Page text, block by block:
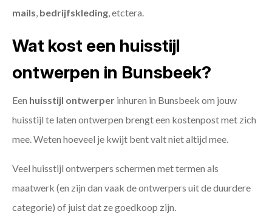
mails, bedrijfskleding, etctera.
Wat kost een huisstijl
ontwerpen in Bunsbeek?
Een huisstijl ontwerper inhuren in Bunsbeek om jouw
huisstijl te laten ontwerpen brengt een kostenpost met zich
mee. Weten hoeveel je kwijt bent valt niet altijd mee.
Veel huisstijl ontwerpers schermen met termen als
maatwerk (en zijn dan vaak de ontwerpers uit de duurdere
categorie) of juist dat ze goedkoop zijn.